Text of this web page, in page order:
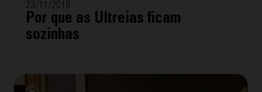
23/11/2018
Por que as Ultreias ficam
sozinhas